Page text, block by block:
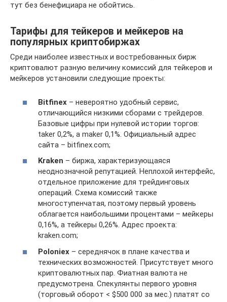
тут без бенефициара не обойтись.
Тарифы для тейкеров и мейкеров на
популярных криптобиржах
Среди наиболее известных и востребованных бирж
криптовалют разную величину комиссий для тейкеров и
мейкеров установили следующие проекты:
Bitfinex – невероятно удобный сервис,
отличающийся низкими сборами с трейдеров.
Базовые цифры при нулевой истории торгов:
taker 0,2%, а maker 0,1%. Официальный адрес
сайта – bitfinex.com;
Kraken – биржа, характеризующаяся
неоднозначной репутацией. Неплохой интерфейс,
отдельное приложение для трейдинговых
операций. Схема комиссий также
многоступенчатая, поэтому первый уровень
облагается наибольшими процентами – мейкеры
0,16%, а тейкеры 0,26%. Адрес проекта:
kraken.com;
Poloniex – середнячок в плане качества и
технических возможностей. Присутствует много
криптовалютных пар. Фиатная валюта не
предусмотрена. Спекулянты первого уровня
(торговый оборот < $500 000 за мес.) платят со